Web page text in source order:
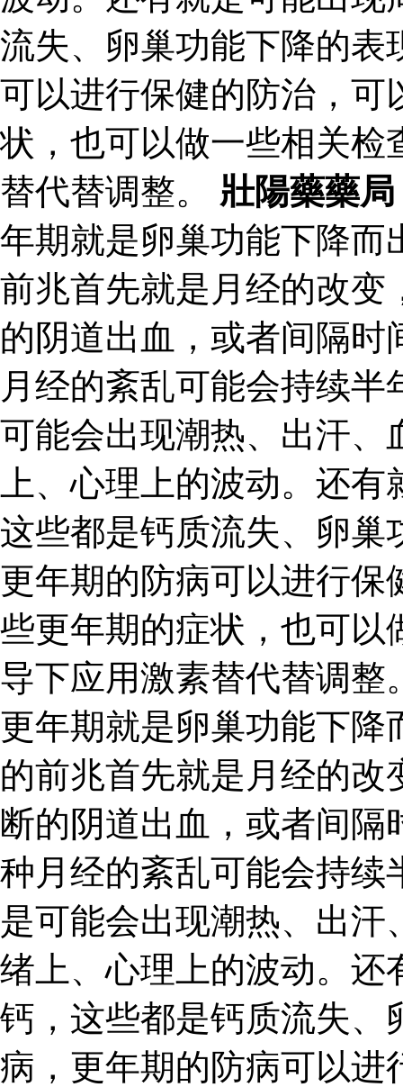
流失、卵巢功能下降的表
可以进行保健的防治，可
状，也可以做一些相关检
替代替调整。 壯陽藥藥局
年期就是卵巢功能下降而
前兆首先就是月经的改变
的阴道出血，或者间隔
月经的紊乱可能会持续
可能会出现潮热、出汗、
上、心理上的波动。还
这些都是钙质流失、卵巢
更年期的防病可以进行保
些更年期的症状，也可以
导下应用激素替代替调整
更年期就是卵巢功能下降
的前兆首先就是月经的
断的阴道出血，或者间
种月经的紊乱可能会持续
是可能会出现潮热、出
绪上、心理上的波动。还
钙，这些都是钙质流失、
病，更年期的防病可以进